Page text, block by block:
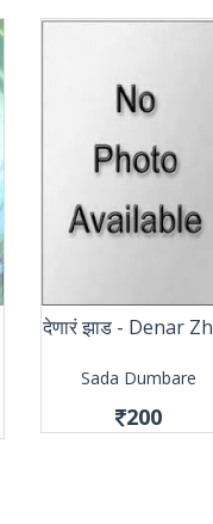
देणारं झाड - Denar
Sada Dumbare
200